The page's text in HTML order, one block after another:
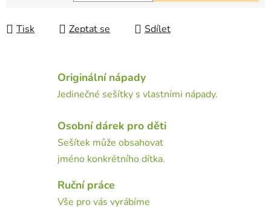
Tisk Zeptat se Sdílet
Originální nápady
Jedinečné sešítky s vlastními nápady.
Osobní dárek pro děti
Sešítek může obsahovat
jméno konkrétního dítka.
Ruční práce
Vše pro vás vyrábíme